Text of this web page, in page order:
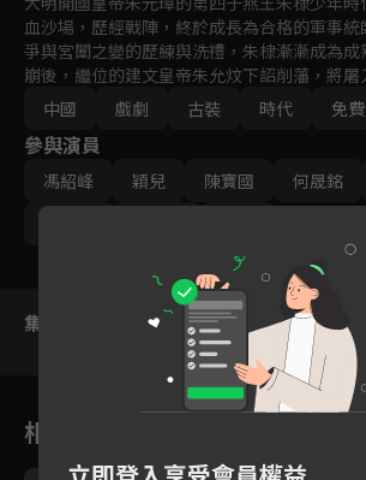
血沙場，歷經戰陣，終於成長為合格的軍事
爭與宮闈之變的歷練與洗禮，朱棣漸漸成為
崩後，繼位的建文皇帝朱允炆下詔削藩，將
盛怒之下的朱棣終於放下了心中的猶疑，舉起
微弱的兵力與擁有整個帝國全部資源的建文一
於建文四年六月十三攻下帝都應天。登上帝位
位二十二年，期間揮軍收復安南故土、七下西
大典、遷都北平，創造了煊赫一時的“永樂
中國
戲劇 古裝 時代 免費
參與演員
馮紹峰 穎兒 陳寶國 何晟銘
集數列表
相關花絮